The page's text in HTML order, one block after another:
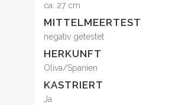
ca. 27 cm
MITTELMEERTEST
negativ getestet
HERKUNFT
Oliva/Spanien
KASTRIERT
Ja